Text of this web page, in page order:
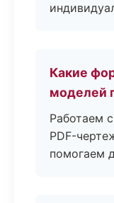
Какие
моделей
Работаем с
PDF-
помогаем